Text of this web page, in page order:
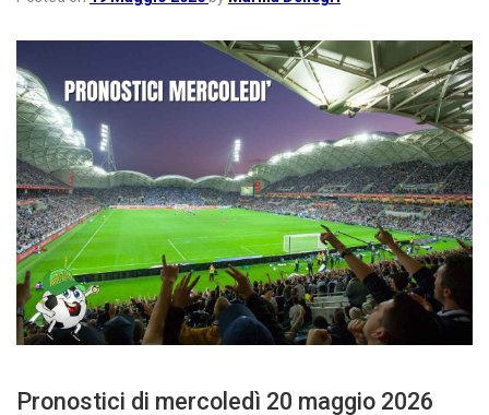
Pronostici di mercoledì 20 maggio 2026